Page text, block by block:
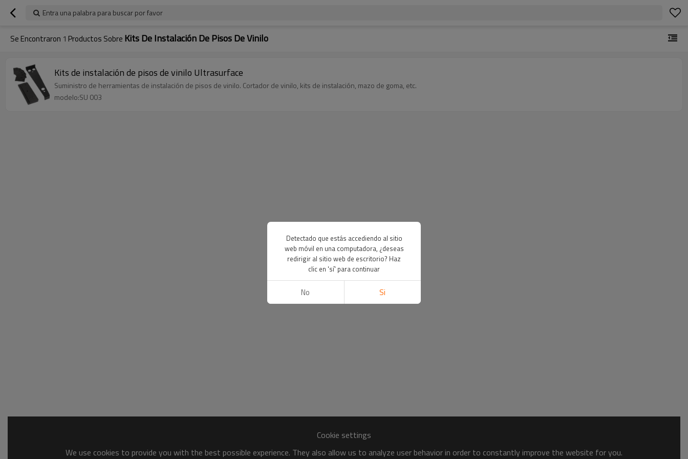
Entra una palabra para buscar por favor
Se Encontraron 1 Productos Sobre Kits De Instalación De Pisos De Vinilo
Kits de instalación de pisos de vinilo Ultrasurface
Suministro de herramientas de instalación de pisos de vinilo. Cortador de vinilo, kits de instalación, mazo de goma, etc.
modelo:SU 003
Cookie settings
We use cookies to provide you with the best possible experience. They also allow us to analyze user behavior in order to constantly improve the website for you.
Detectado que estás accediendo al sitio
web móvil en una computadora, ¿deseas
redirigir al sitio web de escritorio? Haz
clic en 'sí' para continuar
No Si